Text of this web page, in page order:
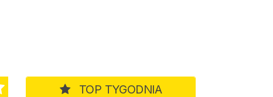
TOP TYGODNIA